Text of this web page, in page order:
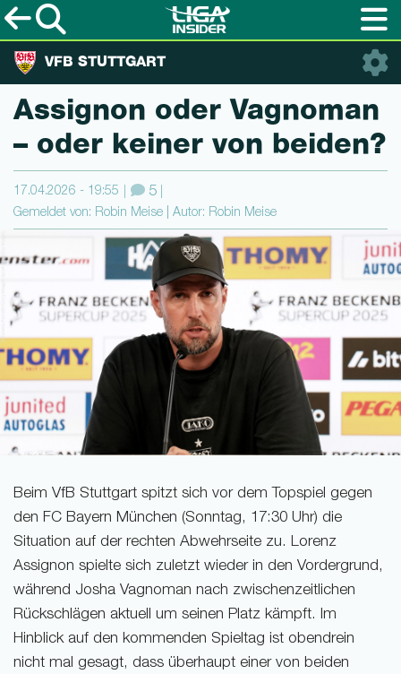
VFB STUTTGART
Assignon oder Vagnoman
– oder keiner von beiden?
17.04.2026 - 19:55 5
Gemeldet von: Robin Meise | Autor: Robin Meise
Beim VfB Stuttgart spitzt sich vor dem Topspiel gegen
den FC Bayern München (Sonntag, 17:30 Uhr) die
Situation auf der rechten Abwehrseite zu. Lorenz
Assignon spielte sich zuletzt wieder in den Vordergrund,
während Josha Vagnoman nach zwischenzeitlichen
Rückschlägen aktuell um seinen Platz kämpft. Im
Hinblick auf den kommenden Spieltag ist obendrein
nicht mal gesagt, dass überhaupt einer von beiden